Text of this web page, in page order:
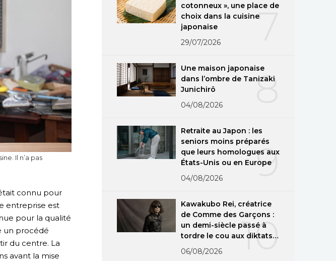
Il n’a pas
connu pour
entreprise est
pour la qualité
un procédé
du centre. La
avant la mise
7
cotonneux », une place de
choix dans la cuisine
japonaise
29/07/2026
8
Une maison japonaise
dans l’ombre de Tanizaki
Junichirô
04/08/2026
9
Retraite au Japon : les
seniors moins préparés
que leurs homologues aux
États-Unis ou en Europe
04/08/2026
10
Kawakubo Rei, créatrice
de Comme des Garçons :
un demi-siècle passé à
tordre le cou aux diktats
de la mode
06/08/2026